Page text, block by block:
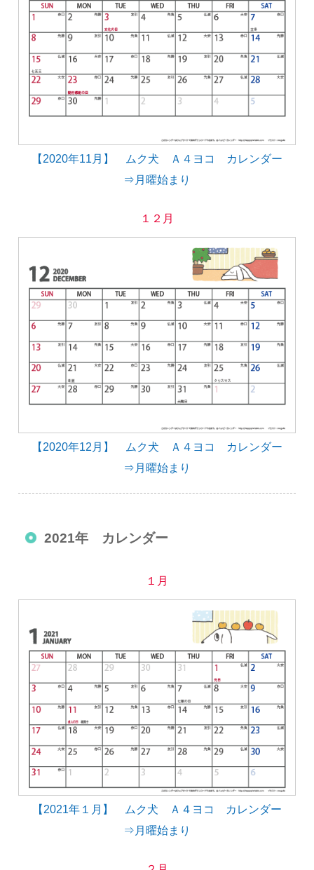
【2020年11月】 ムク犬 Ａ４ヨコ カレンダー
⇒月曜始まり
１２月
【2020年12月】 ムク犬 Ａ４ヨコ カレンダー
⇒月曜始まり
2021年 カレンダー
１月
【2021年１月】 ムク犬 Ａ４ヨコ カレンダー
⇒月曜始まり